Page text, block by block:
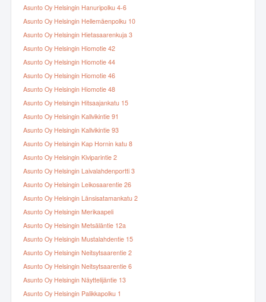
Asunto Oy Helsingin Hanuripolku 4-6
Asunto Oy Helsingin Hellemäenpolku 10
Asunto Oy Helsingin Hietasaarenkuja 3
Asunto Oy Helsingin Hiomotie 42
Asunto Oy Helsingin Hiomotie 44
Asunto Oy Helsingin Hiomotie 46
Asunto Oy Helsingin Hiomotie 48
Asunto Oy Helsingin Hitsaajankatu 15
Asunto Oy Helsingin Kallvikintie 91
Asunto Oy Helsingin Kallvikintie 93
Asunto Oy Helsingin Kap Hornin katu 8
Asunto Oy Helsingin Kiviparintie 2
Asunto Oy Helsingin Laivalahdenportti 3
Asunto Oy Helsingin Leikosaarentie 26
Asunto Oy Helsingin Länsisatamankatu 2
Asunto Oy Helsingin Merikaapeli
Asunto Oy Helsingin Metsäläntie 12a
Asunto Oy Helsingin Mustalahdentie 15
Asunto Oy Helsingin Neitsytsaarentie 2
Asunto Oy Helsingin Neitsytsaarentie 6
Asunto Oy Helsingin Näyttelijäntie 13
Asunto Oy Helsingin Palikkapolku 1